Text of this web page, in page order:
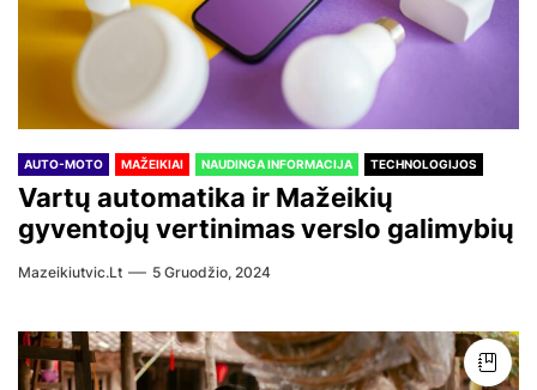
AUTO-MOTO MAŽEIKIAI NAUDINGA INFORMACIJA TECHNOLOGIJOS
Vartų automatika ir Mažeikių
gyventojų vertinimas verslo galimybių
Mazeikiutvic.lt 5 Gruodžio, 2024